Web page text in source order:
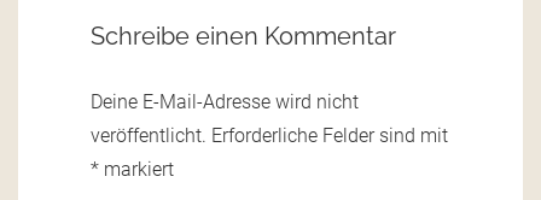
Schreibe einen Kommentar
Deine E-Mail-Adresse wird nicht
veröffentlicht. Erforderliche Felder sind mit
* markiert